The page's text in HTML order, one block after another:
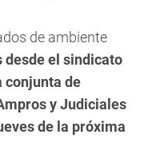
desdeel sindicato
conjunta de
y Judiciales
de la próxima